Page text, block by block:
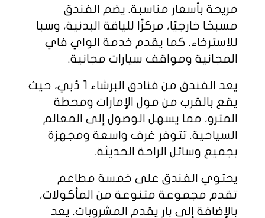
مريحة بأسعار مناسبة. يضم الفندق
مسبحًا خارجيًا، مركزًا للياقة البدنية، وسبا
للاسترخاء. كما يقدم خدمة الواي فاي
المجانية ومواقف سيارات مجانية.​
يعد الفندق من فنادق البرشاء 1 دُبي، حيث
يقع بالقرب من مول الإمارات ومحطة
المترو، مما يسهل الوصول إلى المعالم
السياحية. تتوفر غرف واسعة ومجهزة
بجميع وسائل الراحة الحديثة.​
يحتوي الفندق على خمسة مطاعم
تقدم مجموعة متنوعة من المأكولات،
بالإضافة إلى بار يقدم المشروبات. يعد